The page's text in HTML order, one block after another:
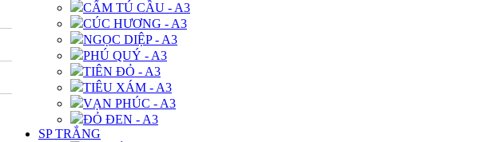
CẨM TÚ CẦU - A3
CÚC HƯƠNG - A3
NGỌC DIỆP - A3
PHÚ QUÝ - A3
TIÊN ĐỎ - A3
TIÊU XÁM - A3
VẠN PHÚC - A3
ĐỎ ĐEN - A3
SP TRẮNG